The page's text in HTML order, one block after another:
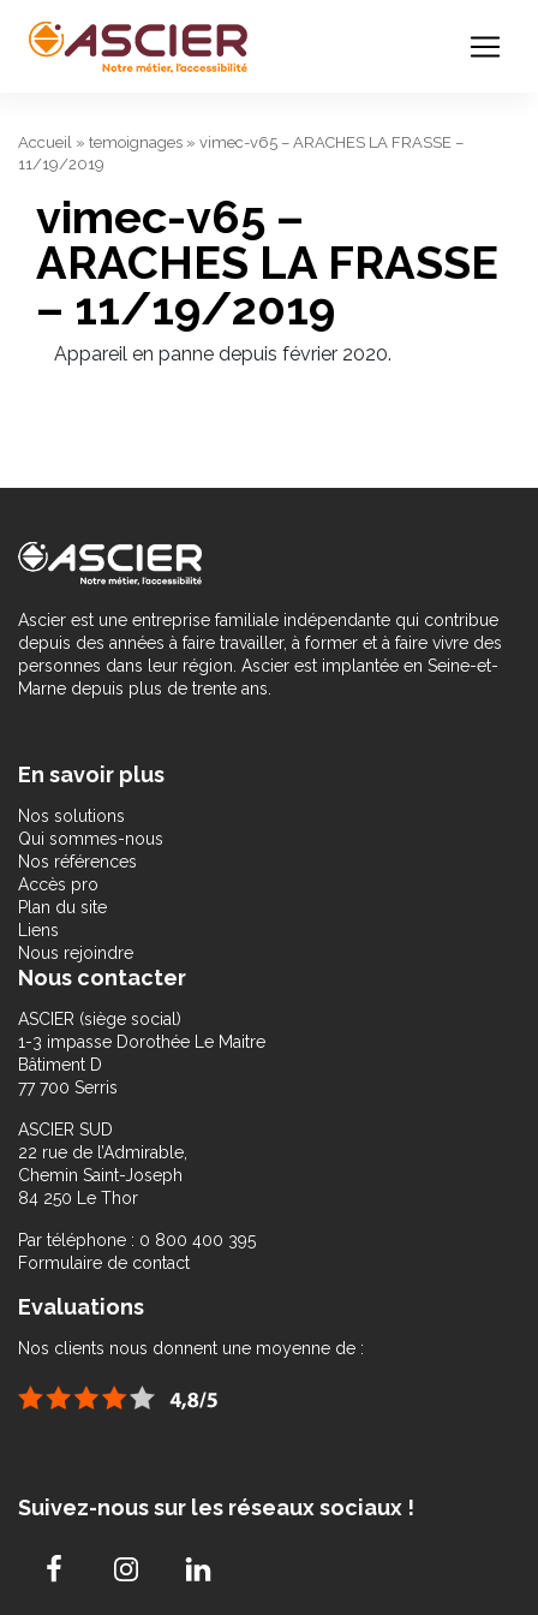
Accueil » temoignages » vimec-v65 – ARACHES LA FRASSE –
11/19/2019
vimec-v65 –
ARACHES LA FRASSE
– 11/19/2019
Appareil en panne depuis février 2020.
Ascier est une entreprise familiale indépendante qui contribue
depuis des années à faire travailler, à former et à faire vivre des
personnes dans leur région. Ascier est implantée en Seine-et-
Marne depuis plus de trente ans.
En savoir plus
Nos solutions
Qui sommes-nous
Nos références
Accès pro
Plan du site
Liens
Nous rejoindre
Nous contacter
ASCIER (siège social)
1-3 impasse Dorothée Le Maitre
Bâtiment D
77 700 Serris
ASCIER SUD
22 rue de l’Admirable,
Chemin Saint-Joseph
84 250 Le Thor
Par téléphone : 0 800 400 395
Formulaire de contact
Evaluations
Nos clients nous donnent une moyenne de :
Suivez-nous sur les réseaux sociaux !